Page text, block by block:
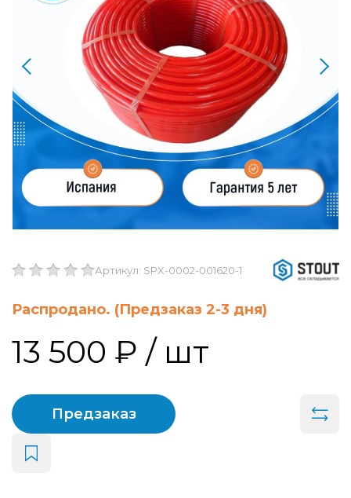
Артикул: SPX-0002-001620-1
Распродано. (Предзаказ 2-3 дня)
13 500 ₽ / шт
Предзаказ